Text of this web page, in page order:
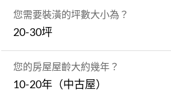
您需要裝潢的坪數大小為？
20-30坪
您的房屋屋齡大約幾年？
10-20年（中古屋）